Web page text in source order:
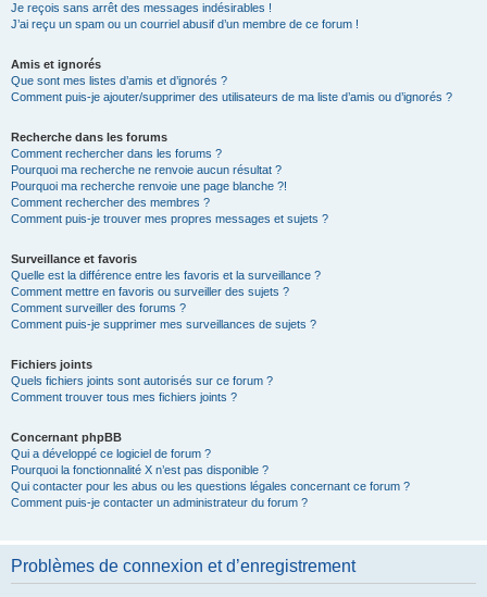
Je reçois sans arrêt des messages indésirables !
J’ai reçu un spam ou un courriel abusif d’un membre de ce forum !
Amis et ignorés
Que sont mes listes d’amis et d’ignorés ?
Comment puis-je ajouter/supprimer des utilisateurs de ma liste d’amis ou d’ignorés ?
Recherche dans les forums
Comment rechercher dans les forums ?
Pourquoi ma recherche ne renvoie aucun résultat ?
Pourquoi ma recherche renvoie une page blanche ?!
Comment rechercher des membres ?
Comment puis-je trouver mes propres messages et sujets ?
Surveillance et favoris
Quelle est la différence entre les favoris et la surveillance ?
Comment mettre en favoris ou surveiller des sujets ?
Comment surveiller des forums ?
Comment puis-je supprimer mes surveillances de sujets ?
Fichiers joints
Quels fichiers joints sont autorisés sur ce forum ?
Comment trouver tous mes fichiers joints ?
Concernant phpBB
Qui a développé ce logiciel de forum ?
Pourquoi la fonctionnalité X n’est pas disponible ?
Qui contacter pour les abus ou les questions légales concernant ce forum ?
Comment puis-je contacter un administrateur du forum ?
Problèmes de connexion et d’enregistrement